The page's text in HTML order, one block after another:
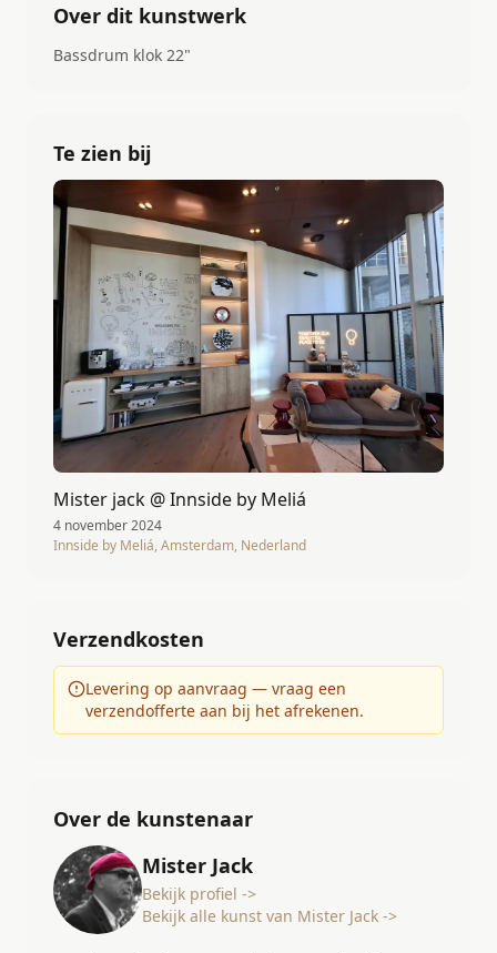
Over dit kunstwerk
Bassdrum klok 22"
Te zien bij
Mister jack @ Innside by Meliá
4 november 2024
Innside by Meliá, Amsterdam, Nederland
Verzendkosten
Levering op aanvraag — vraag een
verzendofferte aan bij het afrekenen.
Over de kunstenaar
Mister Jack
Bekijk profiel ->
Bekijk alle kunst van Mister Jack ->